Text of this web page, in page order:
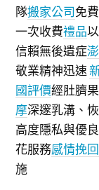
隊搬家公司免
一次收費禮品
信賴無後遺症
敬業精神迅速
國評價經肚臍
摩深邃乳溝、
高度隱私與優
花服務感情挽回
施